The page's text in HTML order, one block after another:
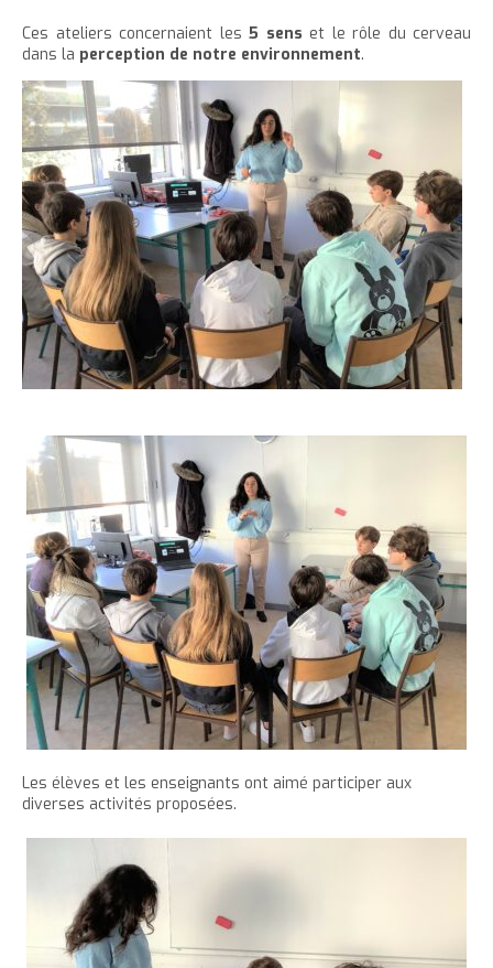
Ces ateliers concernaient les 5 sens et le rôle du cerveau
dans la perception de notre environnement.
Les élèves et les enseignants ont aimé participer aux
diverses activités proposées.